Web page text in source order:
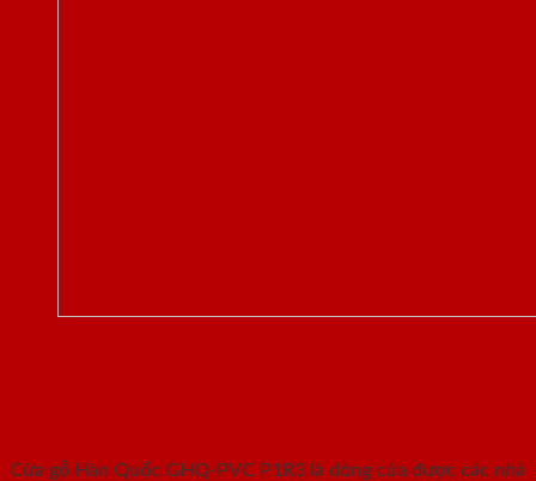
Cửa gỗ Hàn Quốc GHQ-PVC P1R3 là dòng cửa được các nhà